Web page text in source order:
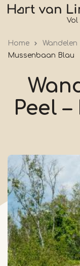
Skip
Home Wandelen
Mussenbaan Blau
Peel